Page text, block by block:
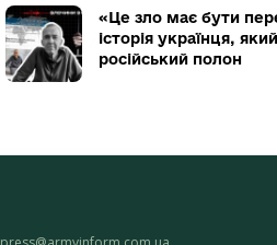
«Це зло має бути
історія українця,
російський полон